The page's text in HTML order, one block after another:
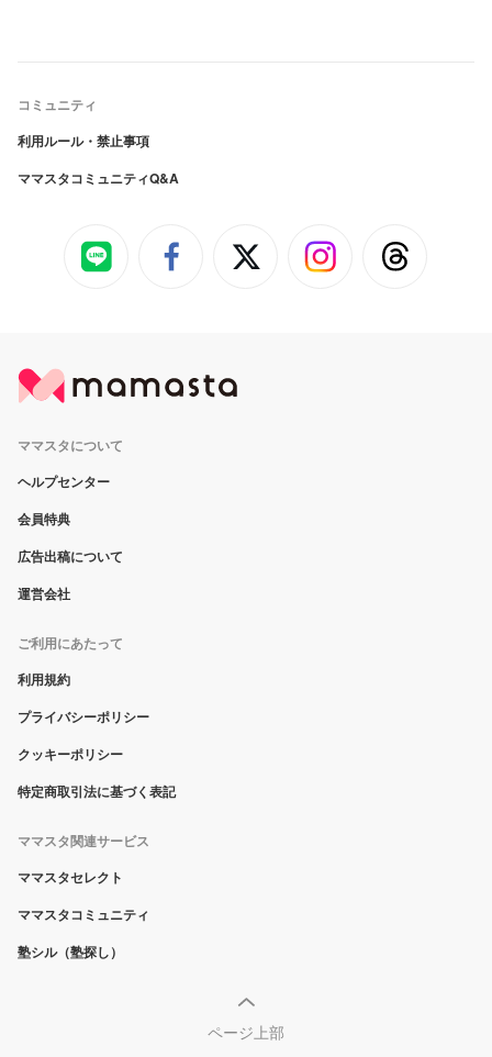
コミュニティ
利用ルール・禁止事項
ママスタコミュニティQ&A
ママスタについて
ヘルプセンター
会員特典
広告出稿について
運営会社
ご利用にあたって
利用規約
プライバシーポリシー
クッキーポリシー
特定商取引法に基づく表記
ママスタ関連サービス
ママスタセレクト
ママスタコミュニティ
塾シル（塾探し）
ページ上部